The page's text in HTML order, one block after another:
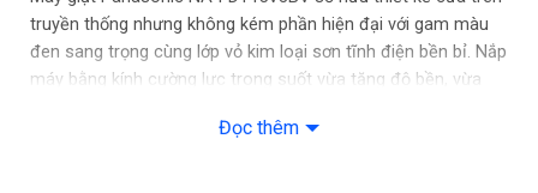
Loại Inverter: Công nghệ TD Inverter
truyền thống nhưng không kém phần hiện đại với gam màu
đen sang trọng cùng lớp vỏ kim loại sơn tĩnh điện bền bỉ. Nắp
máy bằng kính cường lực trong suốt vừa tăng độ bền, vừa
khiển thiết kế khoa học, dễ thao tác, cùng tính năng khóa trẻ
Đọc thêm